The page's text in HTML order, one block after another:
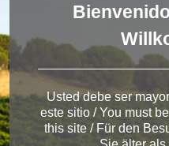
< Winery in Ribera del
Usted debe ser
este sitio / You must
this site / Für den